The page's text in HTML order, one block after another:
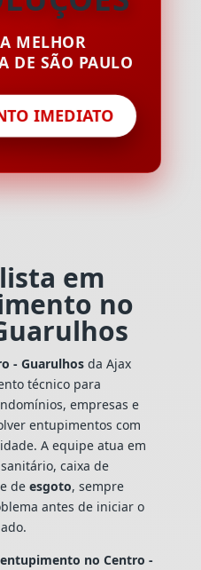
MELHOR
DE SÃO PAULO
IMEDIATO
em
no
- Guarulhosda Ajax
técnico para
empresas e
entupimentos com
A equipe atua em
caixa de
de esgoto, sempre
antes de iniciar o
no Centro -